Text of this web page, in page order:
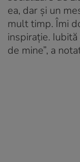
ea, dar și un
mult timp. Îmi
inspirație.
de mine”, a